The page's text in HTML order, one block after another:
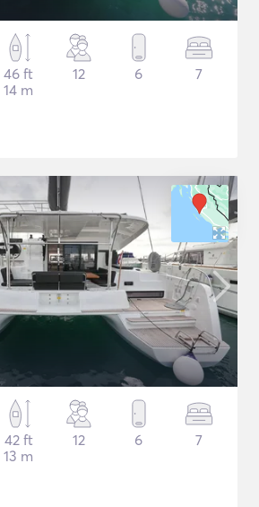
46 ft
14 m
12 6 7
42 ft
13 m
12 6 7